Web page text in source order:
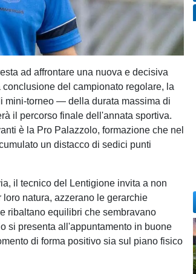
ad affrontare una nuova e decisiva
del campionato regolare, la
mini-torneo — della durata massima di
il percorso finale dell'annata sportiva.
è la Pro Palazzolo, formazione che nel
un distacco di sedici punti
il tecnico del Lentigione invita a non
natura, azzerano le gerarchie
ribaltano equilibri che sembravano
si presenta all'appuntamento in buone
di forma positivo sia sul piano fisico